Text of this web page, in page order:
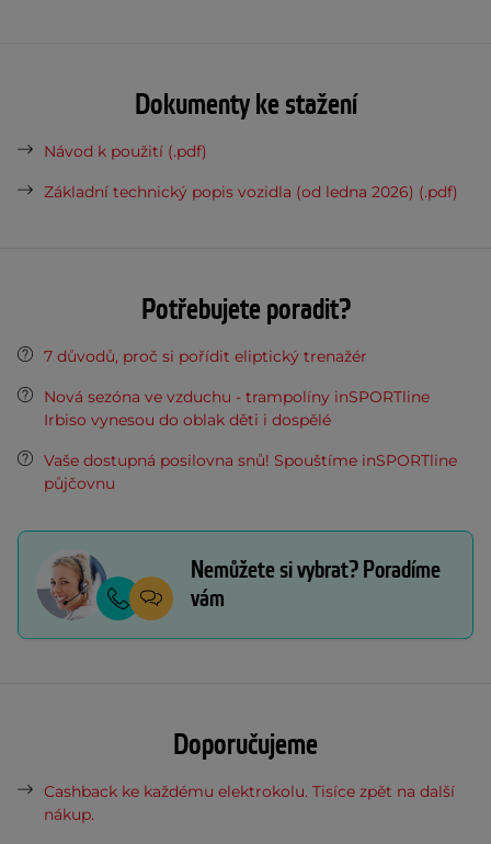
Dokumenty ke stažení
Návod k použití (.pdf)
Základní technický popis vozidla (od ledna 2026) (.pdf)
Potřebujete poradit?
7 důvodů, proč si pořídit eliptický trenažér
Nová sezóna ve vzduchu - trampolíny inSPORTline
Irbiso vynesou do oblak děti i dospělé
Vaše dostupná posilovna snů! Spouštíme inSPORTline
půjčovnu
Nemůžete si vybrat? Poradíme
vám
Doporučujeme
Cashback ke každému elektrokolu. Tisíce zpět na další
nákup.